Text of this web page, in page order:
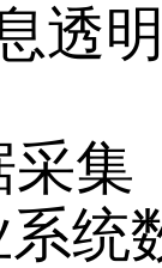
透
采集
统